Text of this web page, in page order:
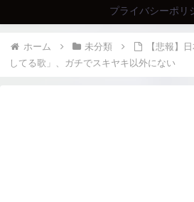
プライバシーポリ
ホーム 未分類
【悲報】
してる歌」、ガチでスキヤキ以外にない